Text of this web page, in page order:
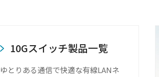
10Gスイッチ製品一覧
ゆとりある通信で快適な有線LANネ